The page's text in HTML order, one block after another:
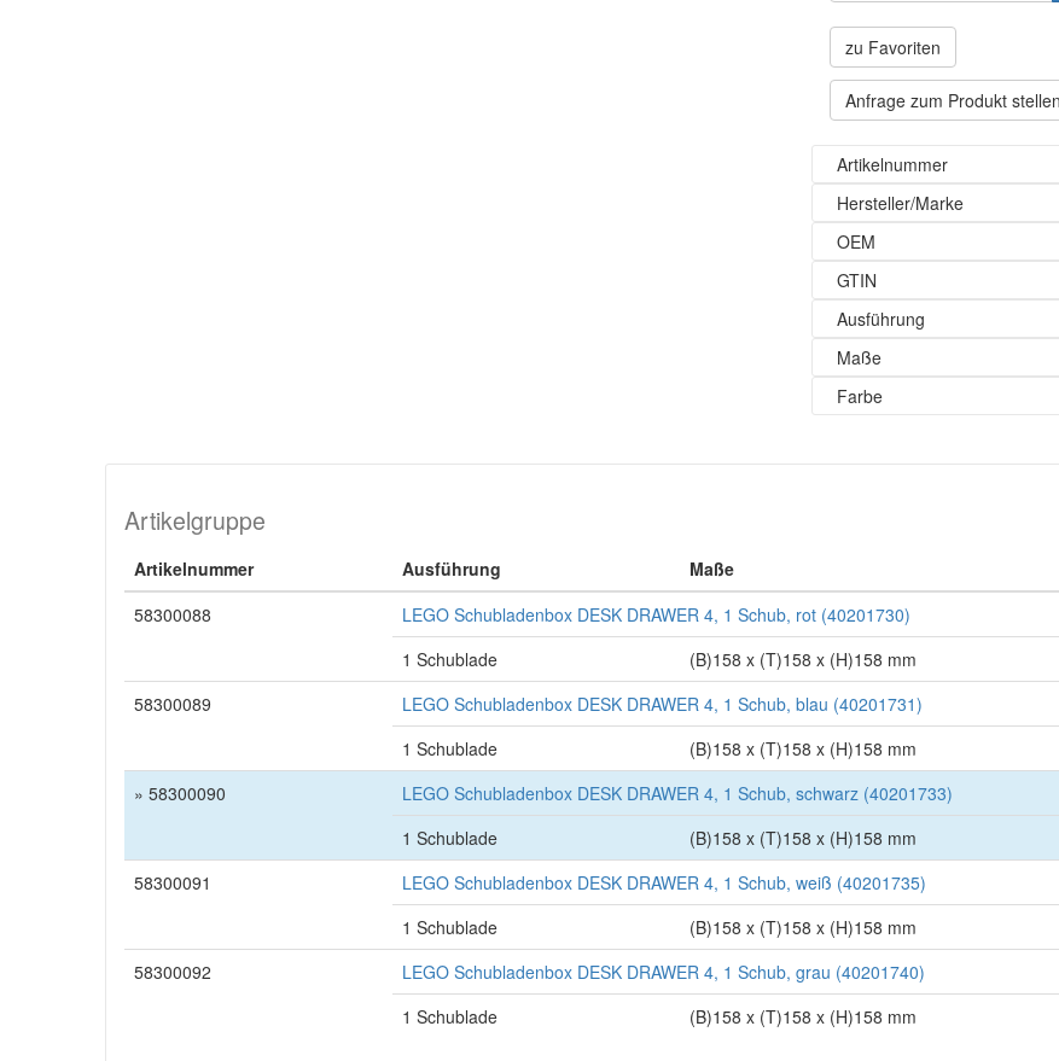
zu Favoriten
Anfrage zum Produkt stellen
Artikelnummer
Hersteller/Marke
OEM
GTIN
Ausführung
Maße
Farbe
Artikelgruppe
Artikelnummer Ausführung Maße
58300088
LEGO Schubladenbox DESK DRAWER 4, 1 Schub, rot (40201730)
1 Schublade
(B)158 x (T)158 x (H)158 mm
58300089
LEGO Schubladenbox DESK DRAWER 4, 1 Schub, blau (40201731)
1 Schublade
(B)158 x (T)158 x (H)158 mm
» 58300090
LEGO Schubladenbox DESK DRAWER 4, 1 Schub, schwarz (40201733)
1 Schublade
(B)158 x (T)158 x (H)158 mm
58300091
LEGO Schubladenbox DESK DRAWER 4, 1 Schub, weiß (40201735)
1 Schublade
(B)158 x (T)158 x (H)158 mm
58300092
LEGO Schubladenbox DESK DRAWER 4, 1 Schub, grau (40201740)
1 Schublade
(B)158 x (T)158 x (H)158 mm